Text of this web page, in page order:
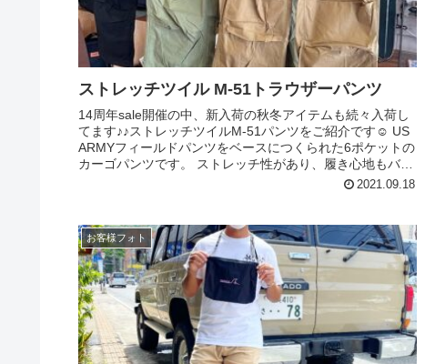
ストレッチツイル M-51トラウザーパンツ
14周年sale開催の中、新入荷の秋冬アイテムも続々入荷し
てます♪♪ストレッチツイルM-51パンツをご紹介です☺︎︎︎︎ US
ARMYフィールドパンツをベースにつくられた6ポケットの
カーゴパンツです。 ストレッチ性があり、履き心地もバッ
2021.09.18
お客様フォト